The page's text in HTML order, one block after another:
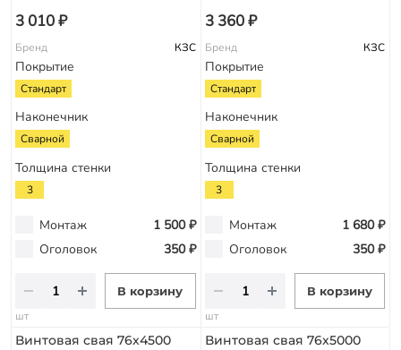
3 010 ₽
Бренд КЗС
Покрытие
Стандарт
Наконечник
Сварной
Толщина стенки
3
Монтаж
1 500 ₽
Оголовок
350 ₽
В корзину
шт
3 360 ₽
Бренд КЗС
Покрытие
Стандарт
Наконечник
Сварной
Толщина стенки
3
Монтаж
1 680 ₽
Оголовок
350 ₽
В корзину
шт
Винтовая свая 76х4500 Винтовая свая 76х5000